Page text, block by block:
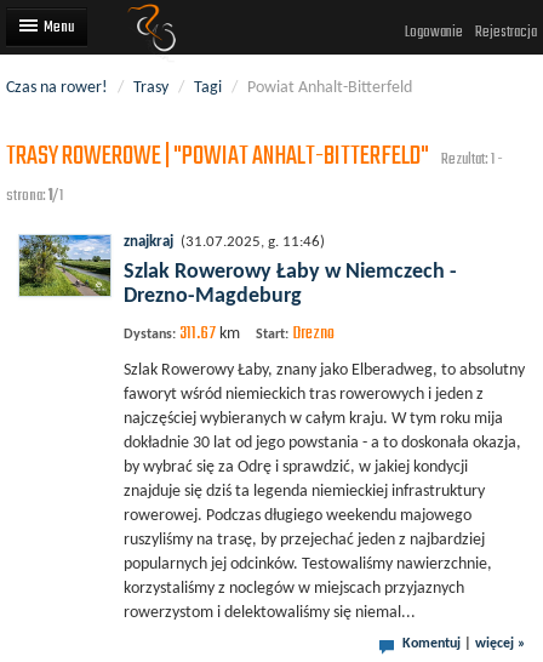
Logowanie Rejestracja
Trasy rowerowe
Wyścigi rowerowe
Użytkownicy
Dodaj
Czas na rower! / Trasy / Tagi / Powiat Anhalt-Bitterfeld
TRASY ROWEROWE | "POWIAT ANHALT-BITTERFELD" Rezultat: 1 -
strona:1/1
znajkraj (31.07.2025, g. 11:46)
Szlak Rowerowy Łaby w Niemczech -
Drezno-Magdeburg
Dystans: 311.67 km Start: Drezno
Szlak Rowerowy Łaby, znany jako Elberadweg, to absolutny
faworyt wśród niemieckich tras rowerowych i jeden z
najczęściej wybieranych w całym kraju. W tym roku mija
dokładnie 30 lat od jego powstania - a to doskonała okazja,
by wybrać się za Odrę i sprawdzić, w jakiej kondycji
znajduje się dziś ta legenda niemieckiej infrastruktury
rowerowej. Podczas długiego weekendu majowego
ruszyliśmy na trasę, by przejechać jeden z najbardziej
popularnych jej odcinków. Testowaliśmy nawierzchnie,
korzystaliśmy z noclegów w miejscach przyjaznych
rowerzystom i delektowaliśmy się niemal...
Komentuj więcej »